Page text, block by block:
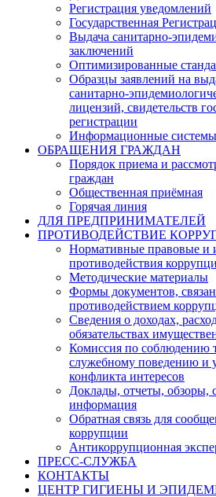
Регистрация уведомлений
Государственная
Выдача санитарно-
заключений
Оптимизированные
Образцы заявлений на
санитарно-
лицензий, свидетельств
регистрации
Информационные
ОБРАЩЕНИЯ ГРАЖДАН
Порядок приема и
граждан
Общественная приёмная
Горячая линия
ДЛЯ ПРЕДПРИНИМАТЕЛЕЙ
ПРОТИВОДЕЙСТВИЕ
Нормативные правовые и
противодействия
Методические материалы
Формы документов,
противодействием
Сведения о доходах,
обязательствах
Комиссия по соблюдению
служебному поведению и
конфликта интересов
Доклады, отчеты, обзоры,
информация
Обратная связь для
коррупции
Антикоррупционная
ПРЕСС-СЛУЖБА
КОНТАКТЫ
ЦЕНТР ГИГИЕНЫ И